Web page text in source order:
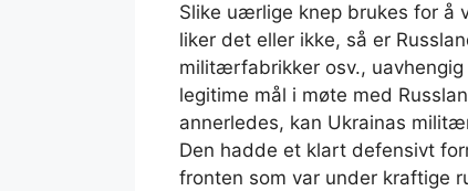
Slike uærlige knep brukes for å
liker det eller ikke, så er
militærfabrikker osv.,
legitime mål i møte med
annerledes, kan Ukrainas
Den hadde et klart defensivt
fronten som var under kraftige